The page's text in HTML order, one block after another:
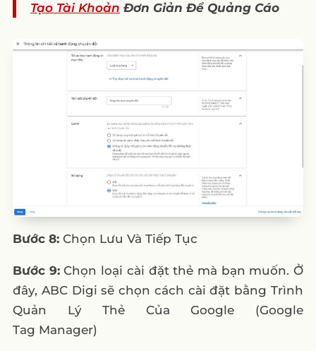
Tạo Tài Khoản Đơn Giản Để Quảng Cáo
Bước 8:Chọn Lưu Và Tiếp Tục
Bước 9:Chọn loại cài đặt thẻ mà bạn muốn. Ở
đây, ABC Digi sẽ chọn cách cài đặt bằng Trình
Quản Lý Thẻ Của Google (Google
Tag Manager)